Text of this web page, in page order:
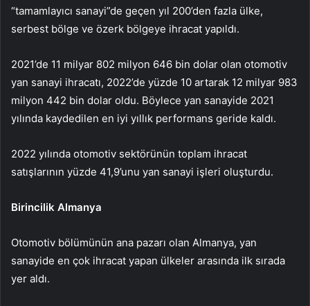
“tamamlayıcı sanayi”de geçen yıl 200’den fazla ülke,
serbest bölge ve özerk bölgeye ihracat yapıldı.
2021’de 11 milyar 802 milyon 646 bin dolar olan otomotiv
yan sanayi ihracatı, 2022’de yüzde 10 artarak 12 milyar 983
milyon 442 bin dolar oldu. Böylece yan sanayide 2021
yılında kaydedilen en iyi yıllık performans geride kaldı.
2022 yılında otomotiv sektörünün toplam ihracat
satışlarının yüzde 41,9’unu yan sanayi işleri oluşturdu.
Birincilik Almanya
Otomotiv bölümünün ana pazarı olan Almanya, yan
sanayide en çok ihracat yapan ülkeler arasında ilk sırada
yer aldı.